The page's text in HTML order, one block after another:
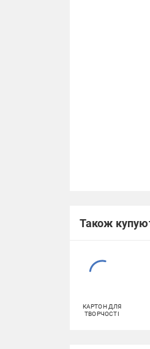
Також
КАРТОН ДЛЯ
ТВОРЧОСТІ